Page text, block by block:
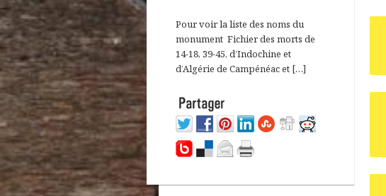
Pour voir la liste des noms du
monument Fichier des morts de
14-18, 39-45, d’Indochine et
d’Algérie de Campénéac et […]